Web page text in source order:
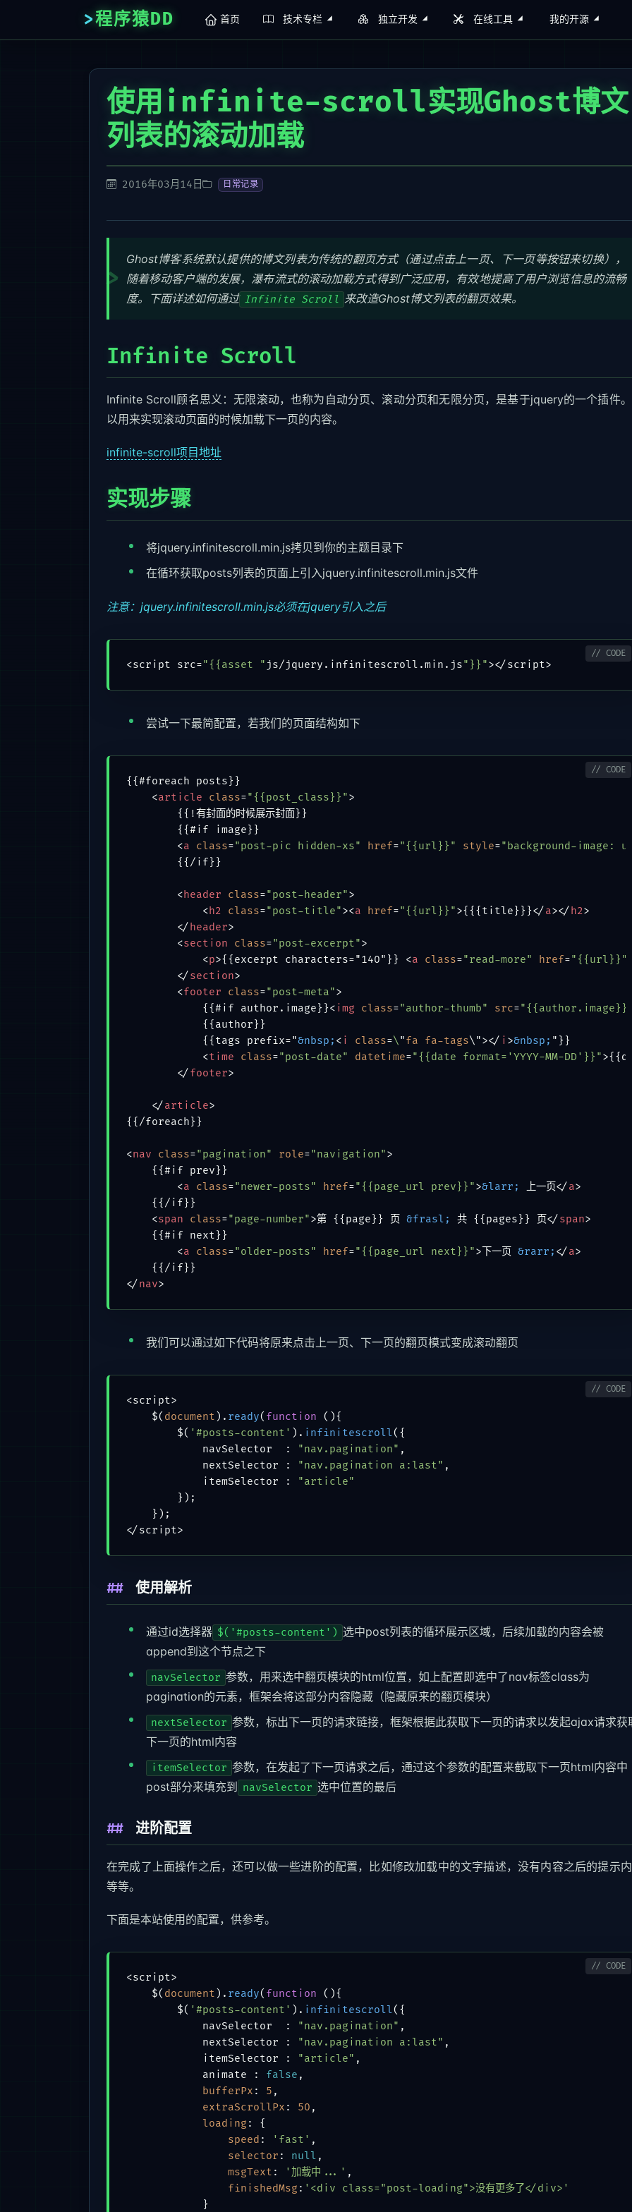
程序猿DD 首页 技术专栏 独立开发 在线工具 我的开源
使用infinite-scroll实现Ghost博文
列表的滚动加载
2016年03月14日 日常记录
Ghost博客系统默认提供的博文列表为传统的翻页方式（通过点击上一页、下一页等按钮来切换），
随着移动客户端的发展，瀑布流式的滚动加载方式得到广泛应用，有效地提高了用户浏览信息的流畅
度。下面详述如何通过 Infinite Scroll 来改造Ghost博文列表的翻页效果。
Infinite Scroll
Infinite Scroll顾名思义：无限滚动，也称为自动分页、滚动分页和无限分页，是基于jquery的一个插件
以用来实现滚动页面的时候加载下一页的内容。
infinite-scroll项目地址
实现步骤
将jquery.infinitescroll.min.js拷贝到你的主题目录下
在循环获取posts列表的页面上引入jquery.infinitescroll.min.js文件
注意：jquery.infinitescroll.min.js必须在jquery引入之后
<script src="{{asset " js/jquery. infinitescroll .min . js"}}"
尝试一下最简配置，若我们的页面结构如下
{{#foreach posts}}
<article class="{{post_class}}">
        {{!有封面的时候展示封面}}
        {{#if image}}
<a class="post-pic hidden-xs" href="{{url}}" style="background-image:
        {{/if}}
<header class="post-header">
<h2 class="post-title"><a href="{{url}}">{{{title}}}</a></ h2>
</ header>
<section class="post-excerpt">
<p>{{excerpt characters="140"}} <a class="read-more" href="{{url}}"
</section>
<footer class="post-meta">
            {{#if author.image}}
< img class="author-thumb" src=
            {{author}}
            {{tags prefix="
&nbsp; < i class=\"fa fa-tags\"></ i >&nbsp; "}}
<time class="post-date" datetime="{{date format='YYYY-MM-DD'}}">
</footer>
</article>
{{/foreach}}
<nav class="pagination" role="navigation">
    {{#if prev}}
<a class="newer-posts" href="{{page_url prev}}">&larr; 上一页</a>
    {{/if}}
<span class="page-number">第 {{page}} 页 &frasl; 共 {{pages}} 页</span>
    {{#if next}}
<a class="older-posts" href="{{page_url next}}"> 下一页 &rarr; </a>
</nav>
我们可以通过如下代码将原来点击上一页、下一页的翻页模式变成滚动翻页
<script>
    $(
document ). ready( function ( ){
        $(
'#posts-content' ). infinitescroll({
            navSelector  :
"nav.pagination" ,
            nextSelector :
"nav.pagination a:last" ,
            itemSelector :
"article"
        });
    });
使用解析
通过id选择器 $('#posts-content') 选中post列表的循环展示区域，后续加载的内容会被
append到这个节点之下
navSelector 参数，用来选中翻页模块的html位置，如上配置即选中了nav标签class为
pagination的元素，框架会将这部分内容隐藏（隐藏原来的翻页模块）
nextSelector 参数，标出下一页的请求链接，框架根据此获取下一页的请求以发起ajax请求获
下一页的html内容
itemSelector 参数，在发起了下一页请求之后，通过这个参数的配置来截取下一页html内容中
post部分来填充到 navSelector 选中位置的最后
进阶配置
在完成了上面操作之后，还可以做一些进阶的配置，比如修改加载中的文字描述，没有内容之后的提示
等等。
下面是本站使用的配置，供参考。
<script>
    $(
document ). ready( function ( ){
        $(
'#posts-content' ). infinitescroll({
            navSelector  :
"nav.pagination" ,
            nextSelector :
"nav.pagination a:last" ,
            itemSelector :
"article" ,
            animate :
false ,
bufferPx : 5 ,
extraScrollPx : 50 ,
loading : {
speed : 'fast' ,
selector : null ,
msgText : '加载中...' ,
finishedMsg : '<div class="post-loading">没有更多了</div>'
            }